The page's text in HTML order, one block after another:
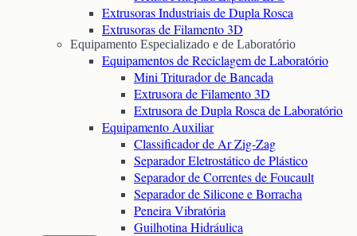
Extrusoras Industriais de Dupla Rosca
Extrusoras de Filamento 3D
Equipamento Especializado e de Laboratório
Equipamentos de Reciclagem de Laboratório
Mini Triturador de Bancada
Extrusora de Filamento 3D
Extrusora de Dupla Rosca de Laboratório
Equipamento Auxiliar
Classificador de Ar Zig-Zag
Separador Eletrostático de Plástico
Separador de Correntes de Foucault
Separador de Silicone e Borracha
Peneira Vibratória
Guilhotina Hidráulica